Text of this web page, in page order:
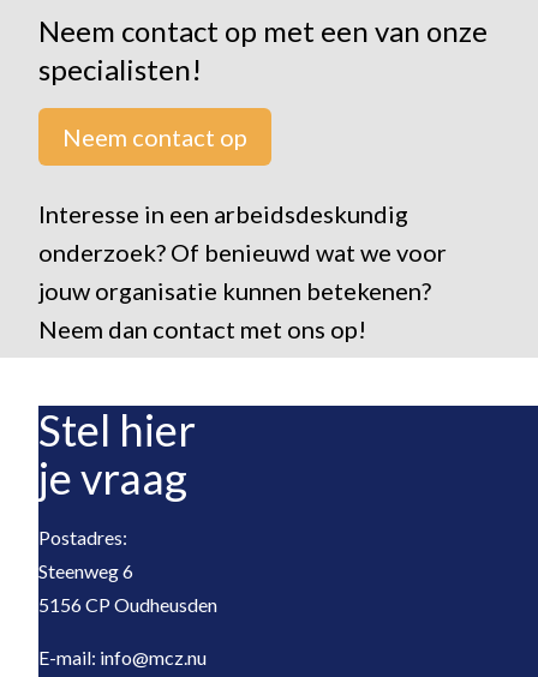
Neem contact op met een van onze
specialisten!
Neem contact op
Interesse in een arbeidsdeskundig
onderzoek? Of benieuwd wat we voor
jouw organisatie kunnen betekenen?
Neem dan contact met ons op!
Stel hier
je vraag
Postadres:
Steenweg 6
5156 CP Oudheusden
E-mail: info@mcz.nu